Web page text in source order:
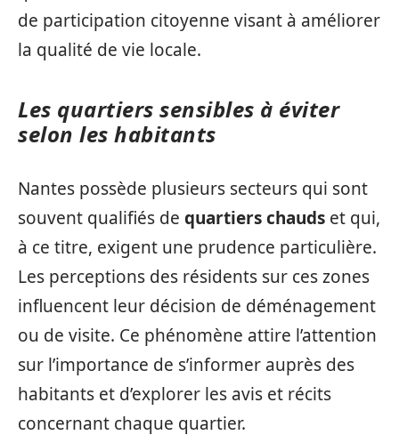
de participation citoyenne visant à améliorer
la qualité de vie locale.
Les quartiers sensibles à éviter
selon les habitants
Nantes possède plusieurs secteurs qui sont
souvent qualifiés de quartiers chauds et qui,
à ce titre, exigent une prudence particulière.
Les perceptions des résidents sur ces zones
influencent leur décision de déménagement
ou de visite. Ce phénomène attire l’attention
sur l’importance de s’informer auprès des
habitants et d’explorer les avis et récits
concernant chaque quartier.